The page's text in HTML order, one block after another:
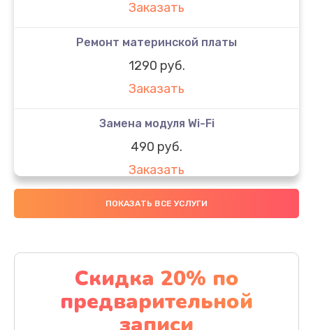
Заказать
Ремонт материнской платы
1290 руб.
Заказать
Замена модуля Wi-Fi
490 руб.
Заказать
Замена микрофона
Заказать
Замена аккумулятора
1130 руб.
ПОКАЗАТЬ ВСЕ УСЛУГИ
Скидка 20% по
предварительной